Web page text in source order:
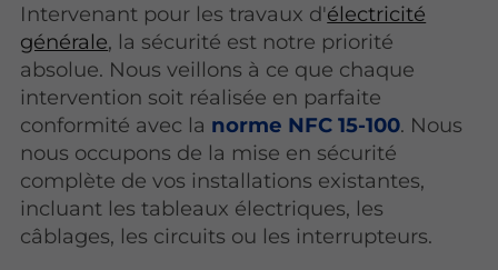
Intervenant pour les travaux d'électricité
générale, la sécurité est notre priorité
absolue. Nous veillons à ce que chaque
intervention soit réalisée en parfaite
conformité avec la norme NFC 15-100. Nous
nous occupons de la mise en sécurité
complète de vos installations existantes,
incluant les tableaux électriques, les
câblages, les circuits ou les interrupteurs.